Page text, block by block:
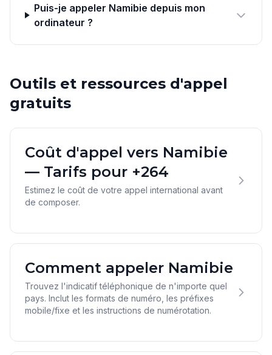
Puis-je appeler Namibie depuis mon
ordinateur ?
Outils et ressources d'appel
gratuits
Coût d'appel vers Namibie
— Tarifs pour +264
Estimez le coût de votre appel international avant
de composer.
Comment appeler Namibie
Trouvez l'indicatif téléphonique de n'importe quel
pays. Inclut les formats de numéro, les préfixes
mobile/fixe et les instructions de numérotation.